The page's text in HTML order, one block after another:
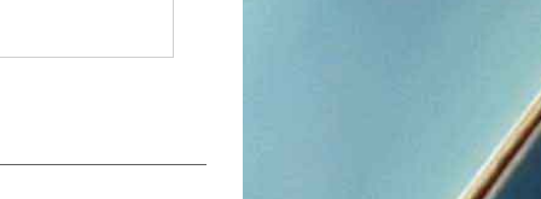
gradnikov, ki v zajete slike
obnovo hiperspektralnih
neposredno meritev